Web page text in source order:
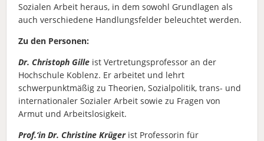
Sozialen Arbeit heraus, in dem sowohl Grundlagen als
auch verschiedene Handlungsfelder beleuchtet werden.
Zu den Personen:
Dr. Christoph Gille ist Vertretungsprofessor an der
Hochschule Koblenz. Er arbeitet und lehrt
schwerpunktmäßig zu Theorien, Sozialpolitik, trans- und
internationaler Sozialer Arbeit sowie zu Fragen von
Armut und Arbeitslosigkeit.
Prof.‘in Dr. Christine Krügerist Professorin für